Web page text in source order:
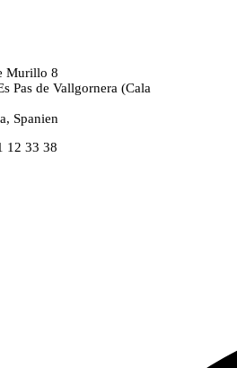
Murillo 8
Pas de Vallgornera (Cala
Spanien
12 33 38